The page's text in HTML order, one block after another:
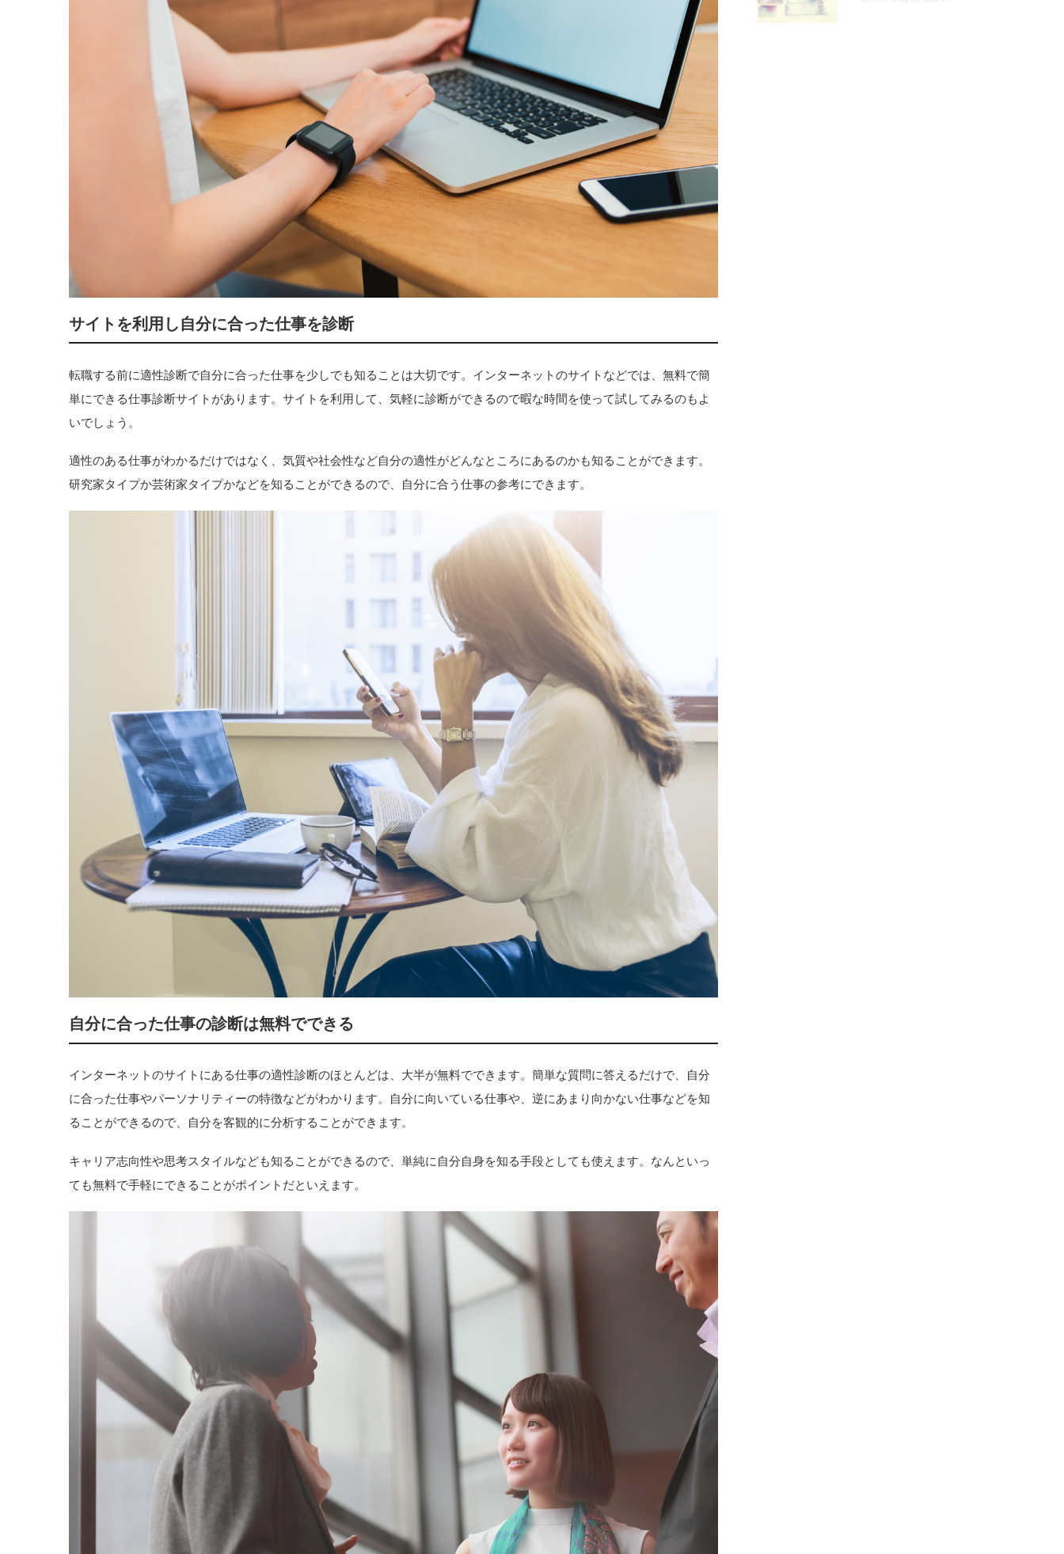
サイトを利用し自分に合った仕事を診断
転職する前に適性診断で自分に合った仕事を少しでも知ることは大切です。インターネットのサイトなどでは、無料で簡
単にできる仕事診断サイトがあります。サイトを利用して、気軽に診断ができるので暇な時間を使って試してみるのもよ
いでしょう。
適性のある仕事がわかるだけではなく、気質や社会性など自分の適性がどんなところにあるのかも知ることができます。
研究家タイプか芸術家タイプかなどを知ることができるので、自分に合う仕事の参考にできます。
自分に合った仕事の診断は無料でできる
インターネットのサイトにある仕事の適性診断のほとんどは、大半が無料でできます。簡単な質問に答えるだけで、自分
に合った仕事やパーソナリティーの特徴などがわかります。自分に向いている仕事や、逆にあまり向かない仕事などを知
ることができるので、自分を客観的に分析することができます。
キャリア志向性や思考スタイルなども知ることができるので、単純に自分自身を知る手段としても使えます。なんといっ
ても無料で手軽にできることがポイントだといえます。